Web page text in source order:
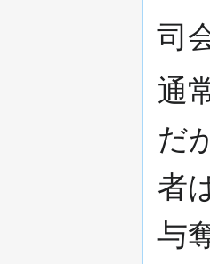
司
通
だ
者
与